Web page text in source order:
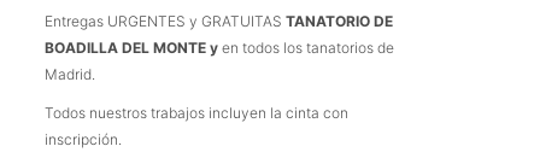
Entregas URGENTES y GRATUITAS TANATORIO DE
BOADILLA DEL MONTE y en todos los tanatorios de
Madrid.
Todos nuestros trabajos incluyen la cinta con
inscripción.